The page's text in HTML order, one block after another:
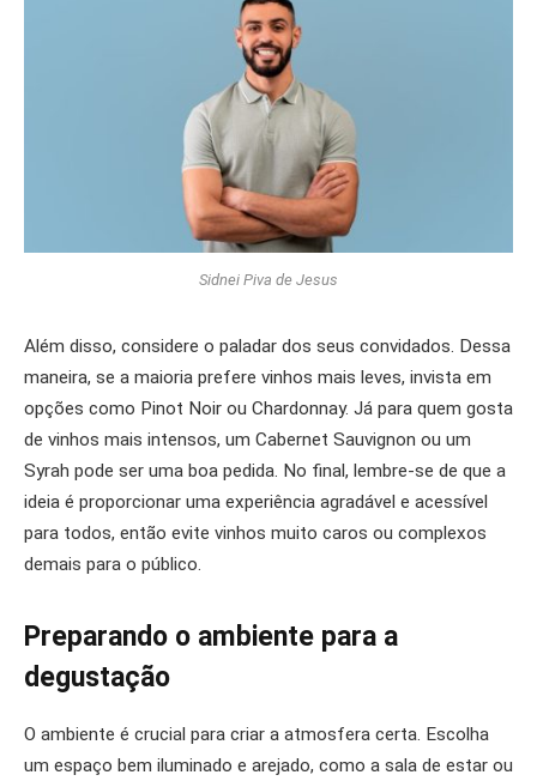
Sidnei Piva de Jesus
Além disso, considere o paladar dos seus convidados. Dessa
maneira, se a maioria prefere vinhos mais leves, invista em
opções como Pinot Noir ou Chardonnay. Já para quem gosta
de vinhos mais intensos, um Cabernet Sauvignon ou um
Syrah pode ser uma boa pedida. No final, lembre-se de que a
ideia é proporcionar uma experiência agradável e acessível
para todos, então evite vinhos muito caros ou complexos
demais para o público.
Preparando o ambiente para a
degustação
O ambiente é crucial para criar a atmosfera certa. Escolha
um espaço bem iluminado e arejado, como a sala de estar ou